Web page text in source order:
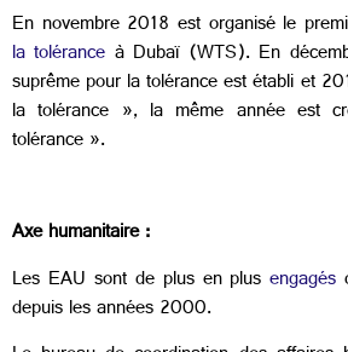
En novembre 2018 est organisé le
la tolérance à Dubaï (WTS). En
suprême pour la tolérance est établi et
la tolérance », la même année est
tolérance ».
Axe humanitaire :
Les EAU sont de plus en plusengagés
depuis les années 2000.